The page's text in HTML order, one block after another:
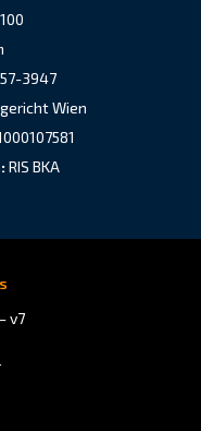
3947
Wien
RIS BKA
v7